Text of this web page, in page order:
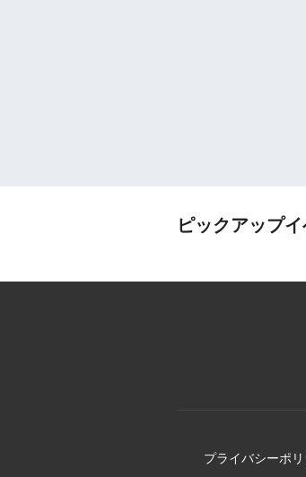
ピックアップイ
プライバシーポ